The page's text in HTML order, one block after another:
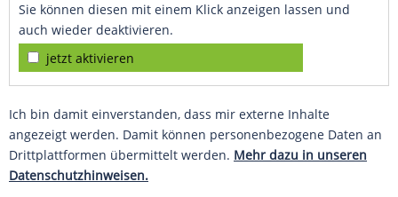
Sie können diesen mit einem Klick anzeigen lassen und
auch wieder deaktivieren.
jetzt aktivieren
Ich bin damit einverstanden, dass mir externe Inhalte
angezeigt werden. Damit können personenbezogene Daten an
Drittplattformen übermittelt werden. Mehr dazu in unseren
Datenschutzhinweisen.